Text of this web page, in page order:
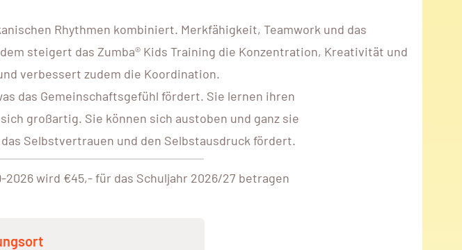
Rhythmen kombiniert. Merkfähigkeit, Teamwork und das
steigert das Zumba® Kids Training die Konzentration, Kreativität und
verbessert zudem die Koordination.
das Gemeinschaftsgefühl fördert. Sie lernen ihren
großartig. Sie können sich austoben und ganz sie
Selbstvertrauen und den Selbstausdruck fördert.
2026 wird €45,- für das Schuljahr 2026/27 betragen